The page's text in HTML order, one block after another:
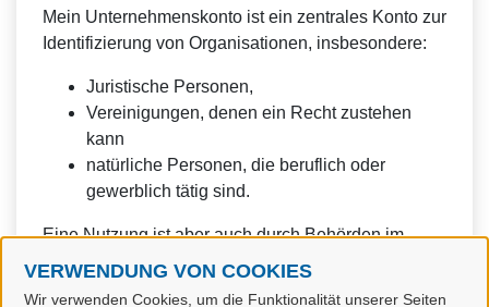
VERWENDUNG VON COOKIES
Wir verwenden Cookies, um die Funktionalität unserer Seiten
Mein Unternehmenskonto ist ein zentrales Konto zur
Identifizierung von Organisationen, insbesondere:
Juristische Personen,
Vereinigungen, denen ein Recht zustehen
kann
natürliche Personen, die beruflich oder
gewerblich tätig sind.
Eine Nutzung ist aber auch durch Behörden im
Sinne von § 1 Abs. 4 Verwaltungsverfahrensgesetz